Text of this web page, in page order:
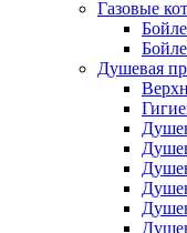
Газовые
Душевая